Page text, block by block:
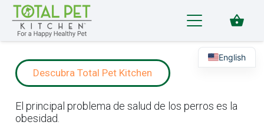
shopping_basket
Descubra Total Pet Kitchen
El principal problema de salud de los perros es la
obesidad.
English